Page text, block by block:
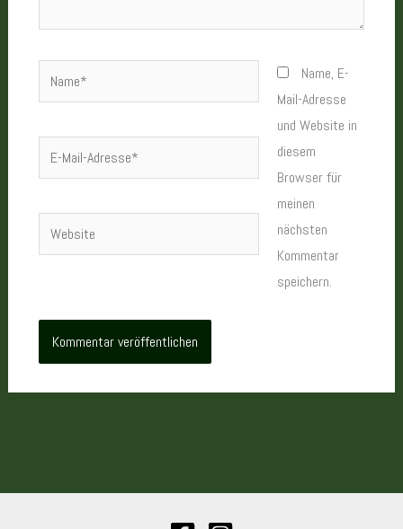
Name*
Mail-
Website
Name, E-
Mail-Adresse
und Website in
diesem
Browser für
meinen
nächsten
Kommentar
speichern.